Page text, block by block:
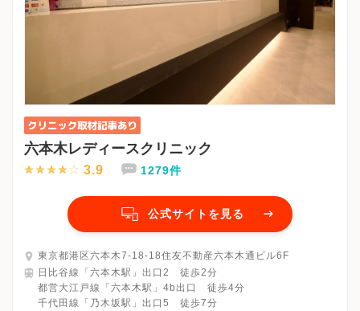
六本木レディースクリニック
3.9 1279件
公式サイトを見る
東京都港区六本木7-18-18住友不動産六本木通ビル6F
日比谷線「六本木駅」出口2 徒歩2分
都営大江戸線「六本木駅」4b出口 徒歩4分
千代田線「乃木坂駅」出口5 徒歩7分